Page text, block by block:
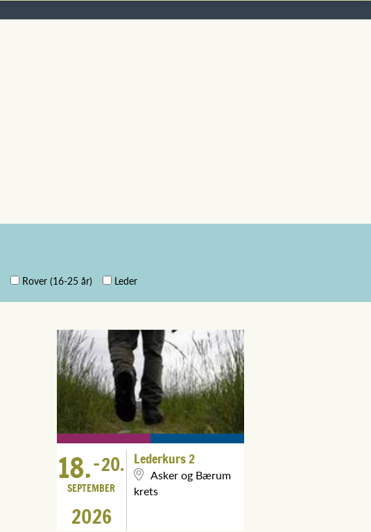
Rover (16-25 år) Leder
18.-20.
SEPTEMBER
2026
Lederkurs 2
Asker og Bærum
krets